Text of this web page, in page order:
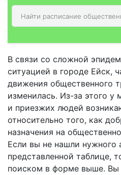
В связи со сложной
ситуацией в городе Ейск,
движения общественного
изменилась. Из-за этого у
и приезжих людей
относительно того, как
назначения на
Если вы не нашли нужного
представленной таблице,
поиском в форме выше. Вы